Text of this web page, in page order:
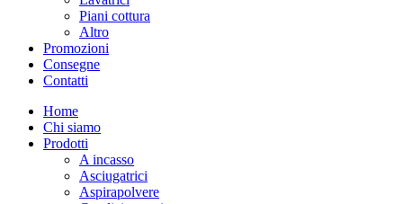
Piani cottura
Altro
Promozioni
Consegne
Contatti
Home
Chi siamo
Prodotti
A incasso
Asciugatrici
Aspirapolvere